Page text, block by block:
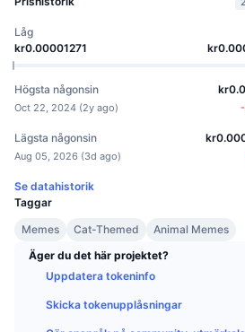
Låg
kr0.00001271
Högsta någonsin
Oct 22, 2024 (2y ago)
Lägsta någonsin
Aug 05, 2026 (3d ago)
Se datahistorik
Taggar
Memes
Cat-Themed
Animal Memes
Äger du det här projektet?
Uppdatera tokeninfo
Skicka tokenupplåsningar